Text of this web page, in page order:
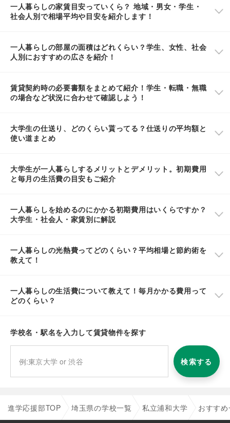
一人暮らしの家賃目安っていくら？ 地域・男女・学生・
社会人別で相場平均や目安を紹介します！
一人暮らしの部屋の面積はどれくらい？学生、女性、社会
人別におすすめの広さを紹介！
賃貸契約時の必要書類をまとめて紹介！学生・転職・無職
の場合など状況に合わせて確認しよう！
大学生の仕送り、どのくらい貰ってる？仕送りの平均額と
使い道まとめ
大学生が一人暮らしするメリットとデメリット。初期費用
と毎月の生活費の目安もご紹介
一人暮らしを始めるのにかかる初期費用はいくらですか？
大学生・社会人・家賃別に解説
一人暮らしの光熱費ってどのくらい？平均相場と節約術を
教えて！
一人暮らしの生活費について教えて！毎月かかる費用って
どのくらい？
学校名・駅名を入力して賃貸物件を探す
検索する
進学応援部TOP 埼玉県の学校一覧 私立浦和大学 おすす